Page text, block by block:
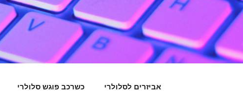
אביזרים לסלולרי כשרכב פוגש סלולרי